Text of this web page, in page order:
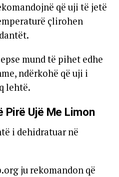
që uji të jetë
çlirohen
mund të pihet edhe
ndërkohë që uji i
lehtë.
Pirë Ujë Me Limon
i dehidratuar në
ju rekomandon që